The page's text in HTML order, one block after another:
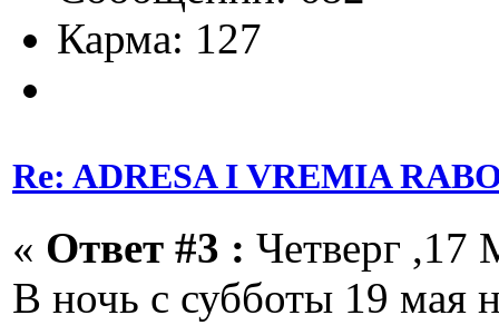
Карма: 127
Re: ADRESA I VREMIA
« Ответ #3 : Четверг ,17
В ночь с субботы 19 мая